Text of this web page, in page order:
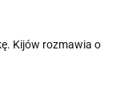
Kijów rozmawia o